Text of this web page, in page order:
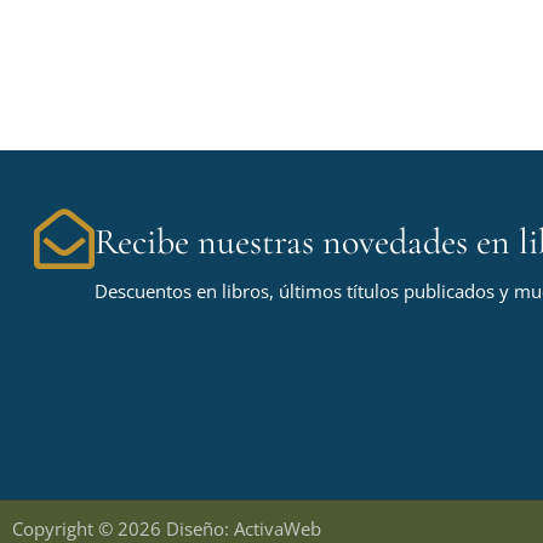
Recibe nuestras novedades en
Descuentos en libros, últimos títulos publicados y
Copyright © 2026 Diseño: ActivaWeb